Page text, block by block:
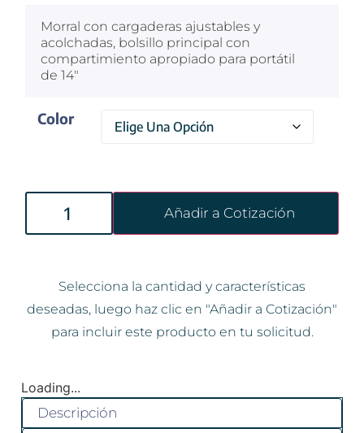
Morral con cargaderas ajustables y
acolchadas, bolsillo principal con
compartimiento apropiado para portátil
de 14″
Color
Añadir a Cotización
Selecciona la cantidad y características
deseadas, luego haz clic en "Añadir a Cotización"
para incluir este producto en tu solicitud.
Loading...
Descripción